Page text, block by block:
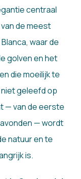
centraal
de meest
waar de
golven en het
die moeilijk te
geleefd op
— van de eerste
— wordt
natuur en te
is.